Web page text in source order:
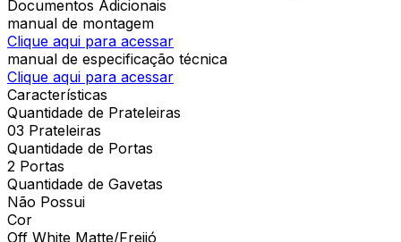
Documentos Adicionais
manual de montagem
Clique aqui para acessar
manual de especificação técnica
Clique aqui para acessar
Características
Quantidade de Prateleiras
03 Prateleiras
Quantidade de Portas
2 Portas
Quantidade de Gavetas
Não Possui
Cor
Off White Matte/Freijó